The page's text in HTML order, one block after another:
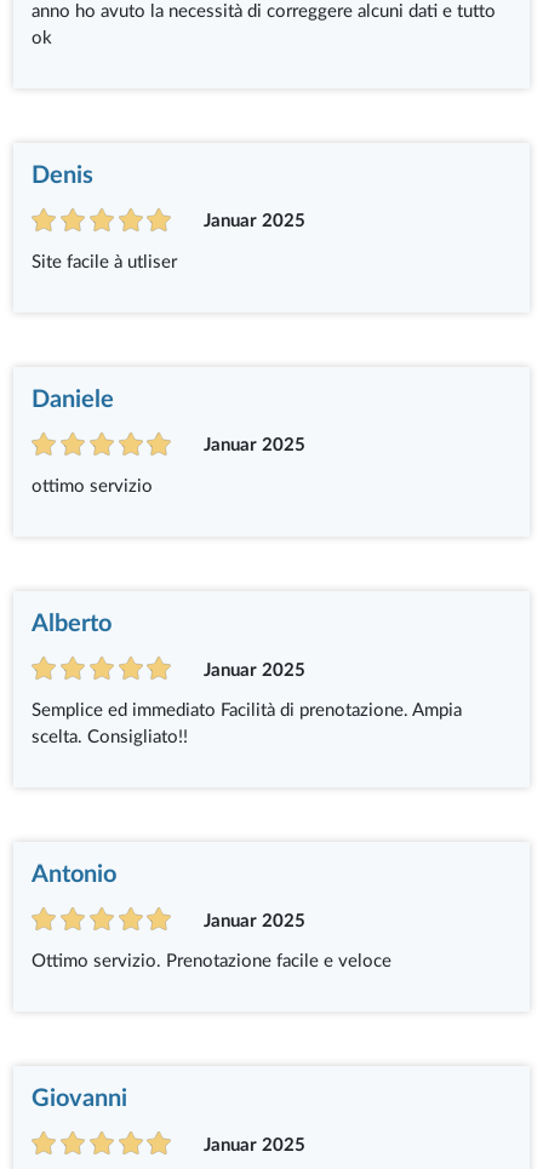
anno ho avuto la necessità di correggere alcuni dati e tutto
ok
Denis
Januar 2025
Site facile à utliser
Daniele
Januar 2025
ottimo servizio
Alberto
Januar 2025
Semplice ed immediato Facilità di prenotazione. Ampia
scelta. Consigliato!!
Antonio
Januar 2025
Ottimo servizio. Prenotazione facile e veloce
Giovanni
Januar 2025